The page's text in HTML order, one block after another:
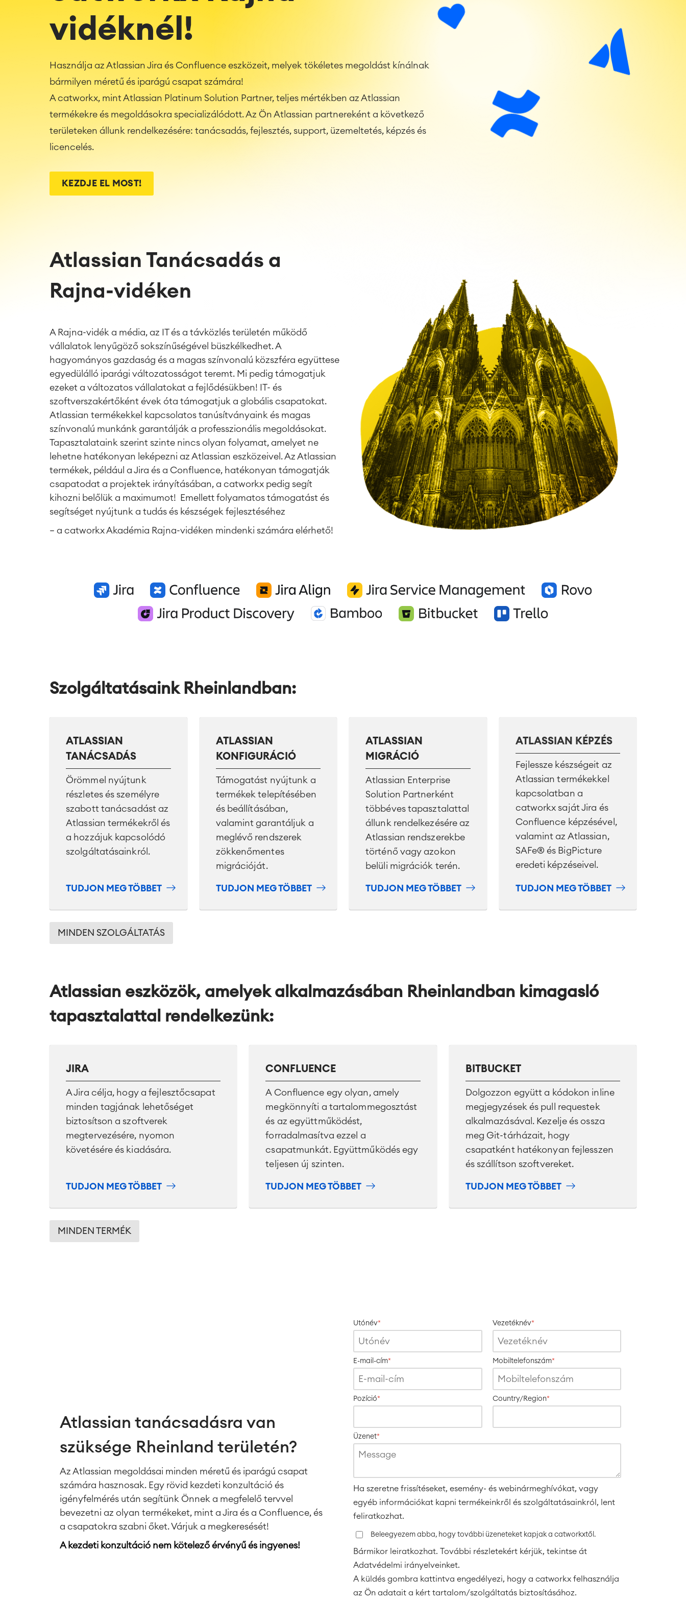
vidéknél!
Használja az Atlassian Jira és Confluence eszközeit, melyek tökéletes megoldást kínálnak
bármilyen méretű és iparágú csapat számára!
A catworkx, mint Atlassian Platinum Solution Partner, teljes mértékben az Atlassian
termékekre és megoldásokra specializálódott. Az Ön Atlassian partnereként a következő
területeken állunk rendelkezésére: tanácsadás, fejlesztés, support, üzemeltetés, képzés és
licencelés.
KEZDJE EL MOST!
Atlassian Tanácsadás a
Rajna-vidéken
A Rajna-vidék a média, az IT és a távközlés területén működő
vállalatok lenyűgöző sokszínűségével büszkélkedhet. A
hagyományos gazdaság és a magas színvonalú közszféra együttese
egyedülálló iparági változatosságot teremt. Mi pedig támogatjuk
ezeket a változatos vállalatokat a fejlődésükben! IT- és
szoftverszakértőként évek óta támogatjuk a globális csapatokat.
Atlassian termékekkel kapcsolatos tanúsítványaink és magas
színvonalú munkánk garantálják a professzionális megoldásokat.
Tapasztalataink szerint szinte nincs olyan folyamat, amelyet ne
lehetne hatékonyan leképezni az Atlassian eszközeivel. Az Atlassian
termékek, például a Jira és a Confluence, hatékonyan támogatják
csapatodat a projektek irányításában, a catworkx pedig segít
kihozni belőlük a maximumot! Emellett folyamatos támogatást és
segítséget nyújtunk a tudás és készségek fejlesztéséhez
– a catworkx Akadémia Rajna-vidéken mindenki számára elérhető!
Szolgáltatásaink Rheinlandban:
ATLASSIAN
TANÁCSADÁS
Örömmel nyújtunk
részletes és személyre
szabott tanácsadást az
Atlassian termékekről és
a hozzájuk kapcsolódó
szolgáltatásainkról.
TUDJON MEG TÖBBET
ATLASSIAN
KONFIGURÁCIÓ
Támogatást nyújtunk a
termékek telepítésében
és beállításában,
valamint garantáljuk a
meglévő rendszerek
zökkenőmentes
migrációját.
TUDJON MEG TÖBBET
ATLASSIAN
MIGRÁCIÓ
Atlassian Enterprise
Solution Partnerként
többéves tapasztalattal
állunk rendelkezésére az
Atlassian rendszerekbe
történő vagy azokon
belüli migrációk terén.
TUDJON MEG TÖBBET
ATLASSIAN KÉPZÉS
Fejlessze készségeit az
Atlassian termékekkel
kapcsolatban a
catworkx saját Jira és
Confluence képzésével,
valamint az Atlassian,
SAFe® és BigPicture
eredeti képzéseivel.
TUDJON MEG TÖBBET
MINDEN SZOLGÁLTATÁS
Atlassian eszközök, amelyek alkalmazásában Rheinlandban kimagasló
tapasztalattal rendelkezünk:
JIRA
A Jira célja, hogy a fejlesztőcsapat
minden tagjának lehetőséget
biztosítson a szoftverek
megtervezésére, nyomon
követésére és kiadására.
TUDJON MEG TÖBBET
CONFLUENCE
A Confluence egy olyan, amely
megkönnyíti a tartalommegosztást
és az együttműködést,
forradalmasítva ezzel a
csapatmunkát. Együttműködés egy
teljesen új szinten.
TUDJON MEG TÖBBET
BITBUCKET
Dolgozzon együtt a kódokon inline
megjegyzések és pull requestek
alkalmazásával. Kezelje és ossza
meg Git-tárházait, hogy
csapatként hatékonyan fejlesszen
és szállítson szoftvereket.
TUDJON MEG TÖBBET
MINDEN TERMÉK
Atlassian tanácsadásra van
szüksége Rheinland területén?
Az Atlassian megoldásai minden méretű és iparágú csapat
számára hasznosak. Egy rövid kezdeti konzultáció és
igényfelmérés után segítünk Önnek a megfelelő tervvel
bevezetni az olyan termékeket, mint a Jira és a Confluence, és
a csapatokra szabni őket. Várjuk a megkeresését!
A kezdeti konzultáció nem kötelező érvényű és ingyenes!
Utónév* Vezetéknév*
E-mail-cím* Mobiltelefonszám*
Pozíció* Country/Region*
Üzenet*
Ha szeretne frissítéseket, esemény- és webinármeghívókat, vagy
egyéb információkat kapni termékeinkről és szolgáltatásainkról, lent
feliratkozhat.
Beleegyezem abba, hogy további üzeneteket kapjak a catworkxtől.
Bármikor leiratkozhat. További részletekért kérjük, tekintse át
Adatvédelmi irányelveinket.
A küldés gombra kattintva engedélyezi, hogy a catworkx felhasználja
az Ön adatait a kért tartalom/szolgáltatás biztosításához.